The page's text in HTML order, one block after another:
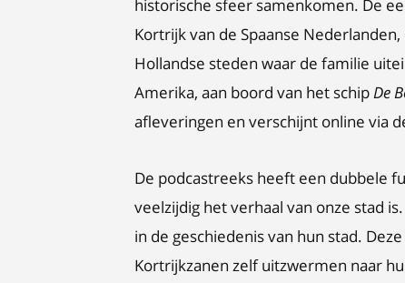
historische sfeer samenkomen. De
Kortrijk van de Spaanse
Hollandse steden waar de familie
Amerika, aan boord van het schipDe
afleveringen en verschijnt online via
De podcastreeks heeft een dubbele
veelzijdig het verhaal van onze stad
in de geschiedenis van hun stad.
Kortrijkzanen zelf uitzwermen naar